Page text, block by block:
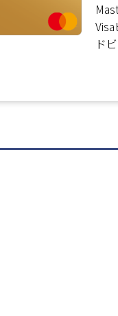
ド